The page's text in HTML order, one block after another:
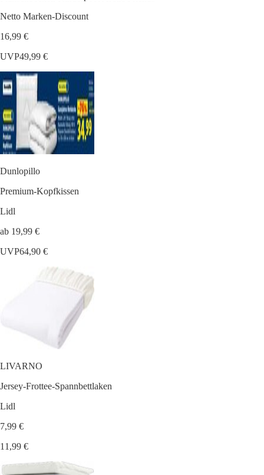
Netto Marken-Discount
16,99 €
UVP49,99 €
Dunlopillo
Premium-Kopfkissen
Lidl
ab 19,99 €
UVP64,90 €
LIVARNO
Jersey-Frottee-Spannbettlaken
Lidl
7,99 €
11,99 €